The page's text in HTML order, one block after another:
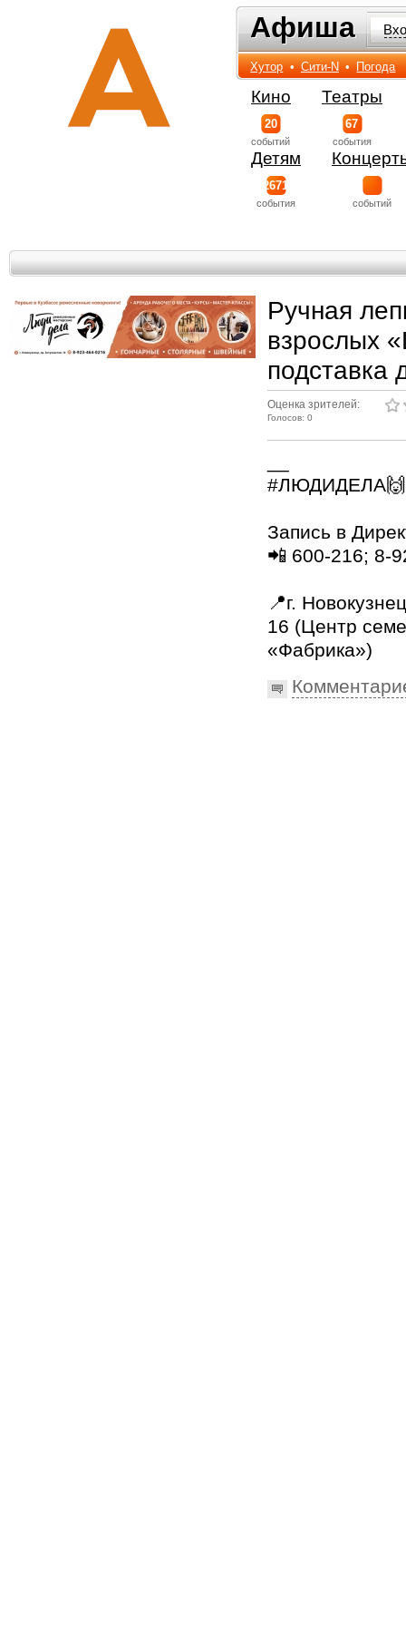
Афиша
Афиша
Хутор • Сити-N • Погода
Кино
20
событий
Театры
67
события
Детям
2671
события событий
Ручная
взрослых
подставка
Оценка зрителей:
Голосов: 0
Запись в
📲 600-216; 8-
📍г.
16 (Центр
«Фабрика»)